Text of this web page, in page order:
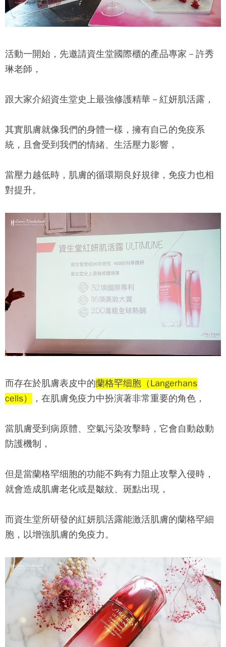
活動一開始，先邀請資生堂國際櫃的產品專家－ 許秀
琳老師 ，
跟大家介紹資生堂史上最強修護精華－紅妍肌活露，
其實肌膚就像我們的身體一樣，擁有自己的免疫系
統，且會受到我們的情緒、生活壓力影響，
當壓力越低時，肌膚的循環期良好規律，免疫力也相
對提升。
而存在於肌膚表皮中的蘭格罕细胞（Langerhans
cells）
，在肌膚免疫力中扮演著非常重要的角色，
當肌膚受到病原體、空氣污染攻擊時，它會自動啟動
防護機制，
但是當蘭格罕细胞的功能不夠有力阻止攻擊入侵時，
就會造成肌膚老化或是皺紋、斑點出現，
而資生堂所研發的紅妍肌活露能激活肌膚的蘭格罕細
胞，以增強肌膚的免疫力。